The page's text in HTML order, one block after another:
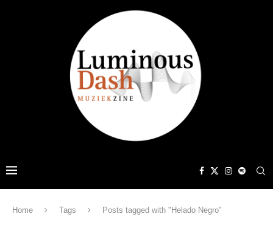
Home Tags Posts tagged with "Helado Negro"